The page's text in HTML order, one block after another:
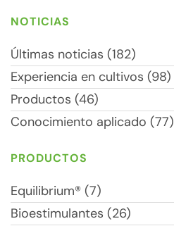
NOTICIAS
Últimas noticias (182)
Experiencia en cultivos (98)
Productos (46)
Conocimiento aplicado (77)
PRODUCTOS
Equilibrium® (7)
Bioestimulantes (26)